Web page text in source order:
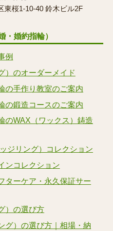
東桜1-10-40 鈴木ビル2F
・婚約指輪）
例
）のオーダーメイド
の手作り教室のご案内
の鍛造コースのご案内
のWAX（ワックス）鋳造
ジリング）コレクション
ンコレクション
ターケア・永久保証サー
）の選び方
グ）の選び方｜相場・納